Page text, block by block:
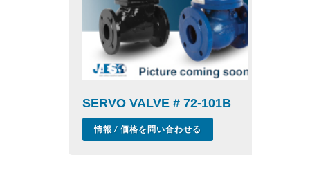
SERVO VALVE # 72-101B
情報 / 価格を問い合わせる